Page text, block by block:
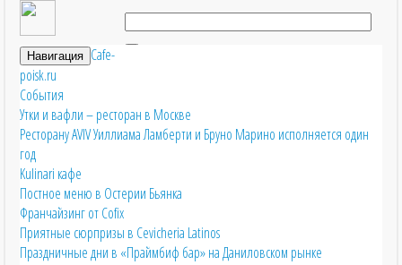
Навигация Cafe-
poisk.ru
События
Утки и вафли – ресторан в Москве
Ресторану AVIV Уиллиама Ламберти и Бруно Марино исполняется один
год
Kulinari кафе
Постное меню в Остерии Бьянка
Франчайзинг от Cofix
Приятные сюрпризы в Cevicheria Latinos
Праздничные дни в «Праймбиф бар» на Даниловском рынке
Городское кафе 317
Добавить в
избранное
Тип:
Кухня:Вегетарианская кухня, Домашняя
кухня, Европейская кухня, Русская кухня,